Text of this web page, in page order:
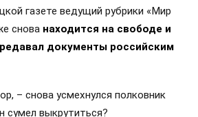
газете ведущий рубрики «Мир
снова находится на свободе и
документы российским
– снова усмехнулся полковник
сумел выкрутиться?